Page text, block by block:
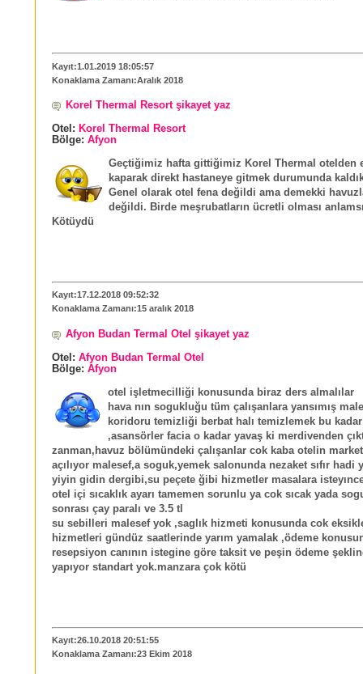
Kayıt:1.01.2019 18:05:57
Konaklama Zamanı:Aralık 2018
Korel Thermal Resort şikayet yaz
Otel: Korel Thermal Resort
Bölge: Afyon
Geçtiğimiz hafta gittiğimiz Korel Thermal otelden
kaparak direkt hastaneye gitmek durumunda
Genel olarak otel fena değildi ama demekki
değildi. Birde meşrubatların ücretli olması
Kötüydü
Kayıt:17.12.2018 09:52:32
Konaklama Zamanı:15 aralık 2018
Afyon Budan Termal Otel şikayet yaz
Otel: Afyon Budan Termal Otel
Bölge: Afyon
otel işletmecilliği konusunda biraz ders almalılar
hava nın sogukluğu tüm çalışanlara yansımış
koridoru temizliği berbat halı temizlemek bu kadar
,asansörler facia o kadar yavaş ki merdivenden
zanman,havuz bölümündeki çalışanlar cok kaba otelin
açılıyor malesef,a soguk,yemek salonunda nezaket sıfır hadi
yiyin gidin dergibi,su peçete ğibi hizmetler masalara
otel içi sıcaklık ayarı tamemen sorunlu ya cok sıcak yada
sonrası çay paralı ve 3.5 tl
su sebilleri malesef yok ,saglık hizmeti konusunda cok
hizmetleri gündüz saatlerinde yarım yamalak ,ödeme
resepsiyon canının istegine göre taksit ve peşin ödeme
yapıyor standart yok.manzara çok kötü
Kayıt:26.10.2018 20:51:55
Konaklama Zamanı:23 Ekim 2018